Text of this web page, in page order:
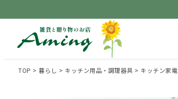
TOP 暮らし キッチン用品・調理器具 キッチン家電